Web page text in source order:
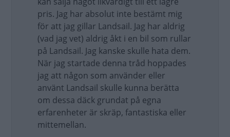
pris. Jag har absolut inte bestämt mig
för att jag gillar Landsail. Jag har aldrig
(vad jag vet) aldrig åkt i en bil som rullar
på Landsail. Jag kanske skulle hata dem.
När jag startade denna tråd hoppades
jag att någon som använder eller
använt Landsail skulle kunna berätta
om dessa däck grundat på egna
erfarenheter är skräp, fantastiska eller
mittemellan.